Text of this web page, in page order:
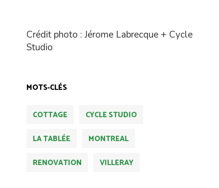
Crédit photo : Jérome Labrecque + Cycle
Studio
MOTS-CLÉS
COTTAGE
CYCLE STUDIO
LA TABLÉE
MONTREAL
RENOVATION
VILLERAY